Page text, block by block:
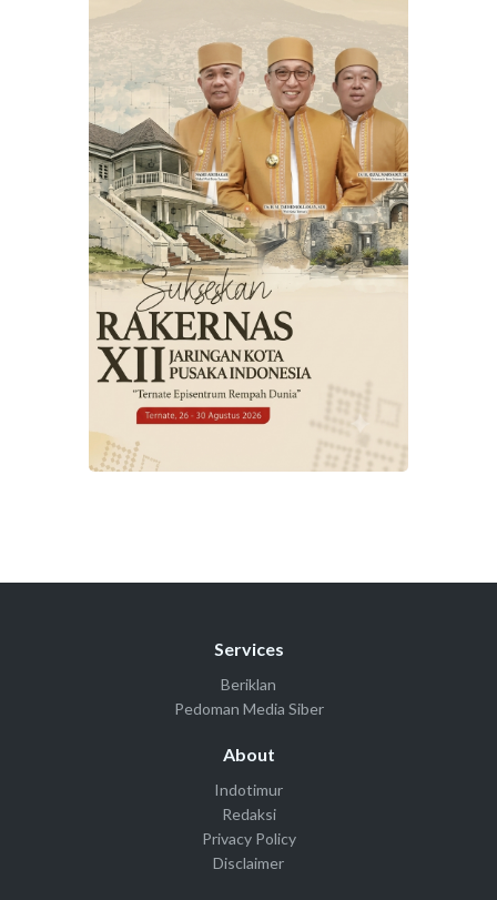
Services
Beriklan
Pedoman Media Siber
About
Indotimur
Redaksi
Privacy Policy
Disclaimer